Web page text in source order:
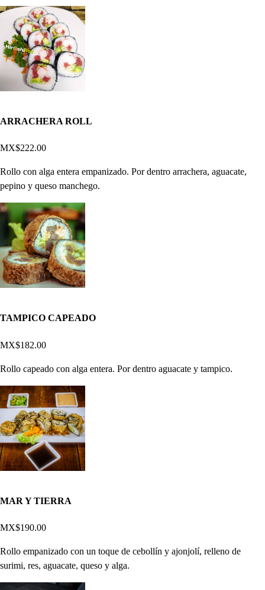
ARRACHERA ROLL
MX$222.00
Rollo con alga entera empanizado. Por dentro arrachera, aguacate,
pepino y queso manchego.
TAMPICO CAPEADO
MX$182.00
Rollo capeado con alga entera. Por dentro aguacate y tampico.
MAR Y TIERRA
MX$190.00
Rollo empanizado con un toque de cebollín y ajonjolí, relleno de
surimi, res, aguacate, queso y alga.